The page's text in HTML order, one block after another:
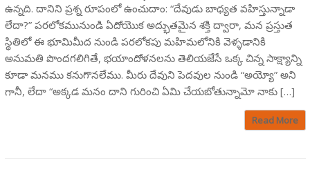
ఉన్నది. దానిని ప్రశ్న రూపంలో ఉంచుదాం: “దేవుడు బాధ్యత వహిస్తున్నాడా
లేదా?” పరలోకమునుండి ఏదోయొక అద్భుతమైన శక్తి ద్వారా, మన ప్రస్తుత
స్థితిలో ఈ భూమిమీద నుండి పరలోకపు మహిమలోనికి వెళ్ళడానికి
అనుమతి పొందగలిగితే, భయాందోళనలను తెలియజేసే ఒక్క చిన్న సాక్ష్యాన్ని
కూడా మనము కనుగొనలేము. మీరు దేవుని పెదవుల నుండి “అయ్యో” అని
గానీ, లేదా “అక్కడ మనం దాని గురించి ఏమి చేయబోతున్నామో నాకు […]
Read More